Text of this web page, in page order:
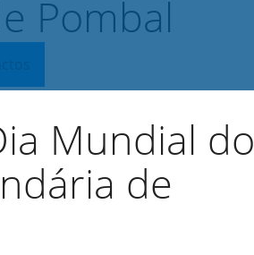
Mundial do
de